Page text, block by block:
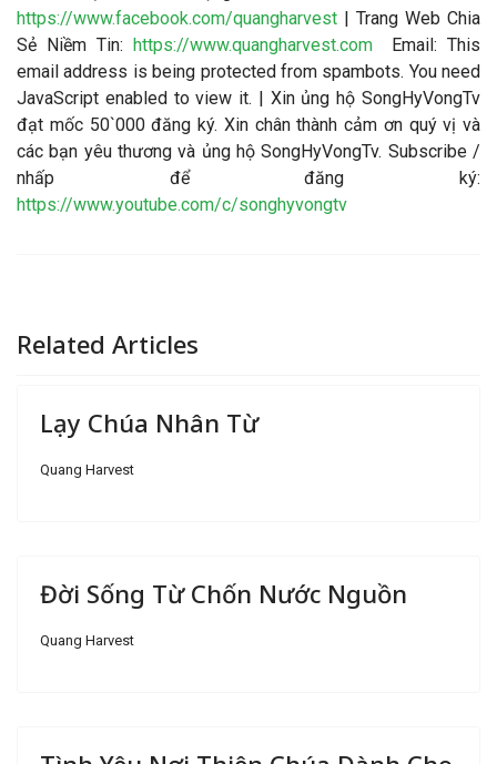
https://www.facebook.com/quangharvest | Trang Web Chia
Sẻ Niềm Tin: https://www.quangharvest.comEmail: This
email address is being protected from spambots. You need
JavaScript enabled to view it. | Xin ủng hộ SongHyVongTv
đạt mốc 50`000 đăng ký. Xin chân thành cảm ơn quý vị và
các bạn yêu thương và ủng hộ SongHyVongTv. Subscribe /
nhấp để đăng ký:
https://www.youtube.com/c/songhyvongtv
Related Articles
Lạy Chúa Nhân Từ
Quang Harvest
Đời Sống Từ Chốn Nước Nguồn
Quang Harvest